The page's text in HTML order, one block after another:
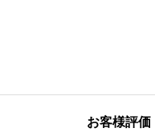
お客様評価